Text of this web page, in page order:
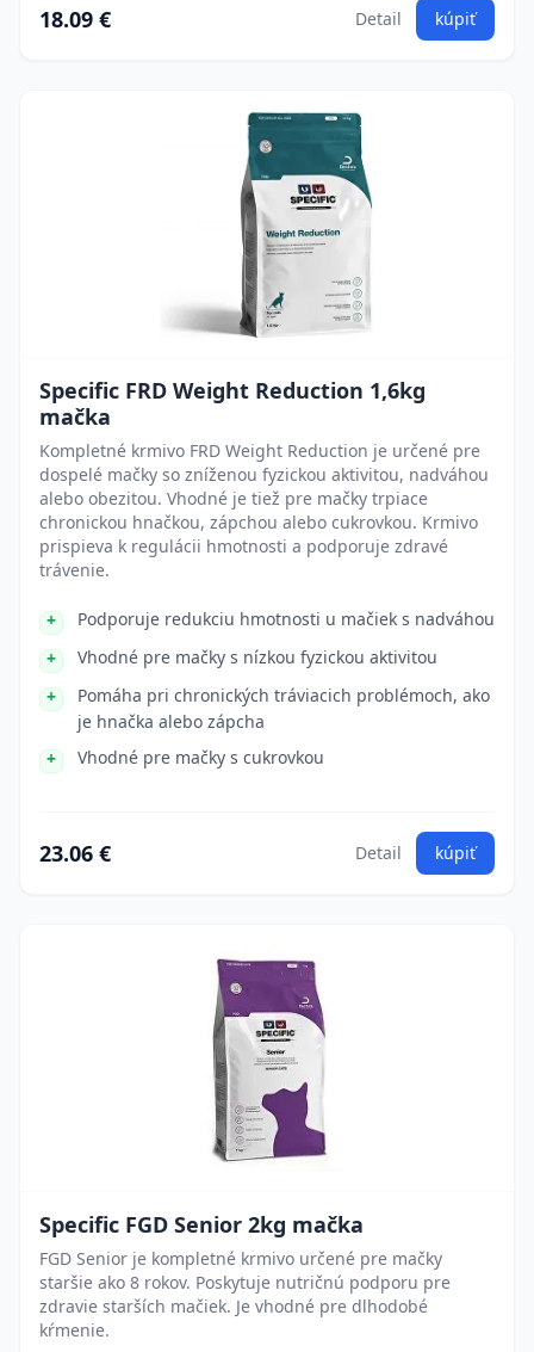
18.09 € Detail kúpiť
Specific FRD Weight Reduction 1,6kg
mačka
Kompletné krmivo FRD Weight Reduction je určené pre
dospelé mačky so zníženou fyzickou aktivitou, nadváhou
alebo obezitou. Vhodné je tiež pre mačky trpiace
chronickou hnačkou, zápchou alebo cukrovkou. Krmivo
prispieva k regulácii hmotnosti a podporuje zdravé
trávenie.
Podporuje redukciu hmotnosti u mačiek s nadváhou
Vhodné pre mačky s nízkou fyzickou aktivitou
Pomáha pri chronických tráviacich problémoch, ako
je hnačka alebo zápcha
Vhodné pre mačky s cukrovkou
23.06 € Detail kúpiť
Specific FGD Senior 2kg mačka
FGD Senior je kompletné krmivo určené pre mačky
staršie ako 8 rokov. Poskytuje nutričnú podporu pre
zdravie starších mačiek. Je vhodné pre dlhodobé
kŕmenie.